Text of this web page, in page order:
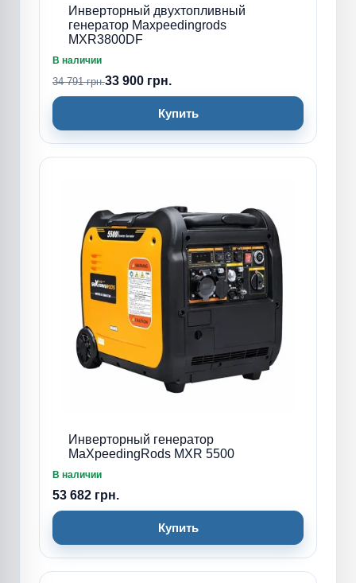
Инверторный двухтопливный
генератор Maxpeedingrods
MXR3800DF
В наличии
34 791 грн.33 900 грн.
Купить
Инверторный генератор
MaXpeedingRods MXR 5500
В наличии
53 682 грн.
Купить